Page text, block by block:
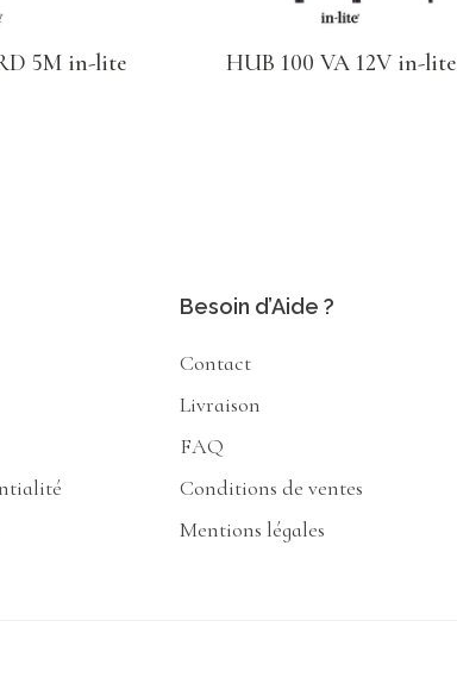
5M in-lite HUB 100 VA 12V in-lite
Besoin d’Aide ?
Contact
Livraison
FAQ
Conditions de ventes
Mentions légales